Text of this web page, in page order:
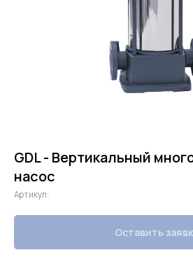
GDL - Вертикальный
насос
Артикул:
Оставить